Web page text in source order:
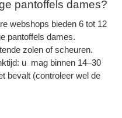
pantoffels dames?
webshops bieden 6 tot 12
pantoffels dames.
zolen of scheuren.
u mag binnen 14–30
bevalt (controleer wel de